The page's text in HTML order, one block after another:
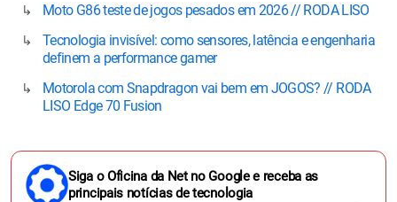
Moto G86 teste de jogos pesados em 2026 // RODA LISO
Tecnologia invisível: como sensores, latência e engenharia
definem a performance gamer
Motorola com Snapdragon vai bem em JOGOS? // RODA
LISO Edge 70 Fusion
Siga o Oficina da Net no Google e receba as
principais notícias de tecnologia